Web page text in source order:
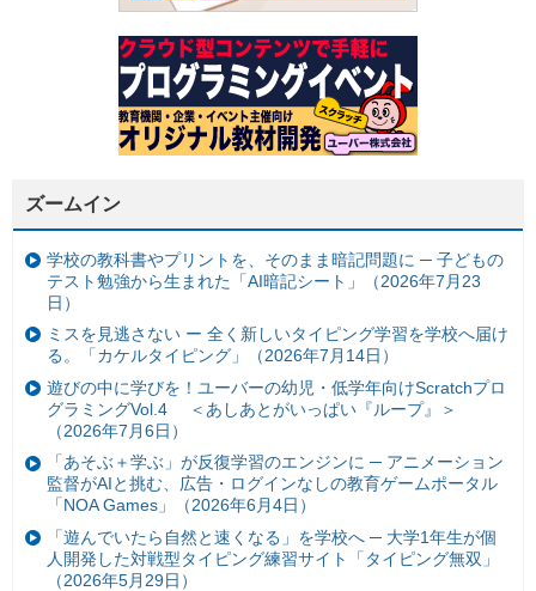
ズームイン
学校の教科書やプリントを、そのまま暗記問題に ─ 子どもの
テスト勉強から生まれた「AI暗記シート」（2026年7月23
日）
ミスを見逃さない ー 全く新しいタイピング学習を学校へ届け
る。「カケルタイピング」（2026年7月14日）
遊びの中に学びを！ユーバーの幼児・低学年向けScratchプロ
グラミングVol.4 ＜あしあとがいっぱい『ループ』＞
（2026年7月6日）
「あそぶ＋学ぶ」が反復学習のエンジンに ─ アニメーション
監督がAIと挑む、広告・ログインなしの教育ゲームポータル
「NOA Games」（2026年6月4日）
「遊んでいたら自然と速くなる」を学校へ ─ 大学1年生が個
人開発した対戦型タイピング練習サイト「タイピング無双」
（2026年5月29日）